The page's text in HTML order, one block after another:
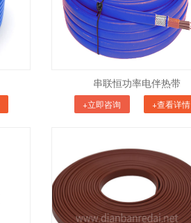
串联恒功率电伴热带
+立即咨询 +查看详情